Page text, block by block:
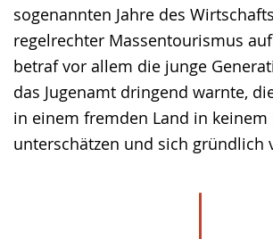
sogenannten Jahre des
regelrechter Massentourismus
betraf vor allem die junge
das Jugenamt dringend warnte,
in einem fremden Land in keinem
unterschätzen und sich gründlich